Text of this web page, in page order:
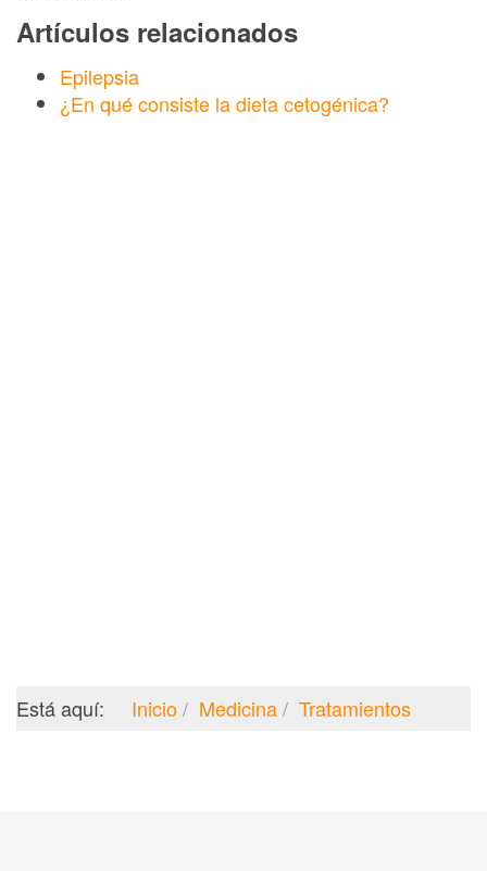
Artículos relacionados
Epilepsia
¿En qué consiste la dieta cetogénica?
Está aquí: Inicio Medicina Tratamientos